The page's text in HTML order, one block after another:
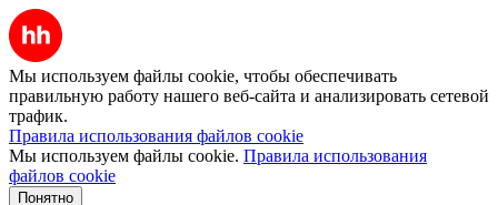
Мы используем файлы cookie, чтобы обеспечивать
правильную работу нашего веб-сайта и анализировать сетевой
трафик.
Правила использования файлов cookie
Мы используем файлы cookie. Правила использования
файлов cookie
Понятно